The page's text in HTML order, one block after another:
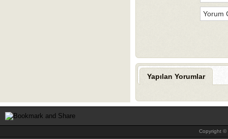
Yapılan Yorumlar
Copyright ©